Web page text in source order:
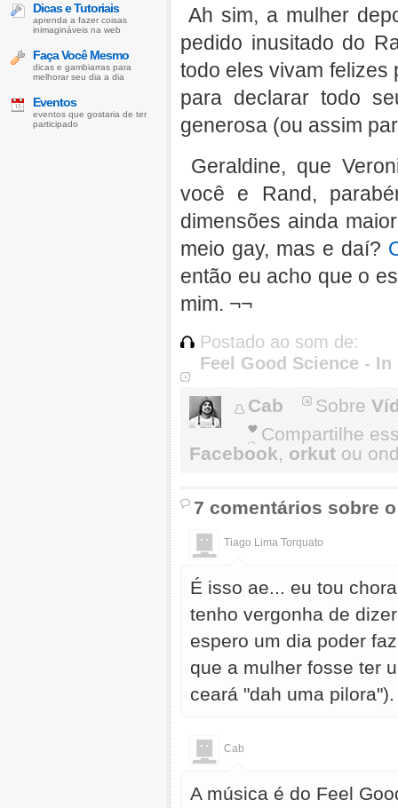
Ah sim, a mulher
pedido inusitado do
todo eles vivam felizes
para declarar todo
generosa (ou assim
Geraldine, que
você e Rand,
dimensões ainda
meio gay, mas e daí?
então eu acho que o
mim. ¬¬
Postado ao som de:
Feel Good Science - In
Cab Sobre
Compartilhe
Facebook, orkut ou
7 comentários sobre
Tiago Lima Torquato
É isso ae... eu tou
tenho vergonha de
espero um dia poder
que a mulher fosse ter
ceará "dah uma pilora").
Cab
A música é do Feel
Dicas e Tutoriais
aprenda a fazer coisas
inimagináveis na web
Faça Você Mesmo
dicas e gambiarras para
melhorar seu dia a dia
Eventos
eventos que gostaria de ter
participado